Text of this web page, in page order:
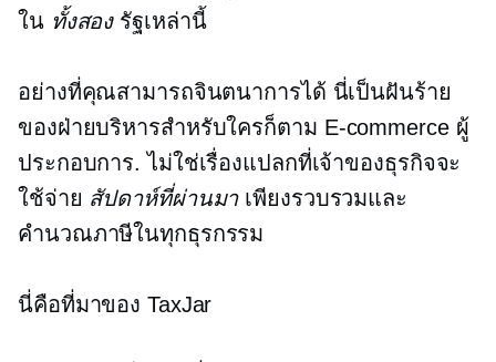
ใน ทั้งสอง รัฐเหล่านี้
อย่างที่คุณสามารถจินตนาการได้ นี่เป็นฝันร้าย
ของฝ่ายบริหารสำหรับใครก็ตาม E-commerceผู้
ประกอบการ. ไม่ใช่เรื่องแปลกที่เจ้าของธุรกิจจะ
ใช้จ่าย สัปดาห์ที่ผ่านมา เพียงรวบรวมและ
คำนวณภาษีในทุกธุรกรรม
นี่คือที่มาของ TaxJar